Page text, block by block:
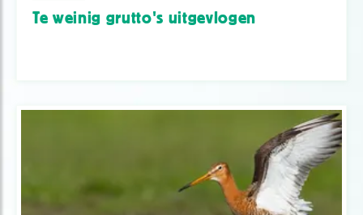
Te weinig grutto's uitgevlogen